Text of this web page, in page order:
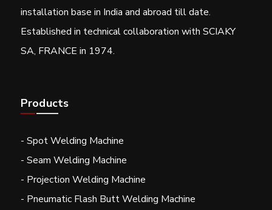
installation base in India and abroad till date.
Established in technical collaboration with SCIAKY
SA, FRANCE in 1974.
Products
- Spot Welding Machine
- Seam Welding Machine
- Projection Welding Machine
- Pneumatic Flash Butt Welding Machine